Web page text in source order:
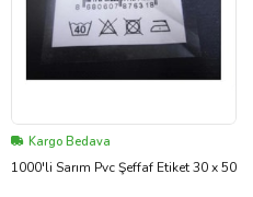
Kargo Bedava
1000'li Sarım Pvc Şeffaf Etiket 30 x 50